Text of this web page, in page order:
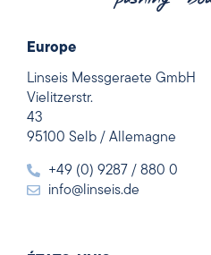
Europe
Linseis Messgeraete GmbH
Vielitzerstr.
43
95100 Selb / Allemagne
+49 (0) 9287 / 880 0
info@linseis.de